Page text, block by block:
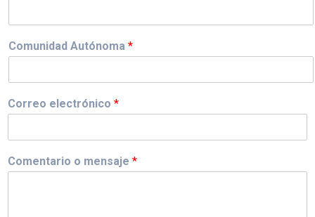
Comunidad Autónoma *
Correo electrónico *
Comentario o mensaje *